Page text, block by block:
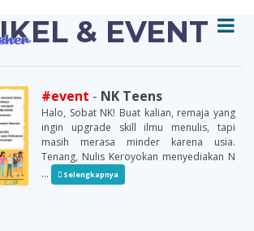
& EVENT
#event - NK Teens
Halo, Sobat NK! Buat kalian, remaja yang
ingin upgrade skill ilmu menulis, tapi
masih merasa minder karena usia.
Tenang, Nulis Keroyokan menyediakan N
...
Selengkapnya